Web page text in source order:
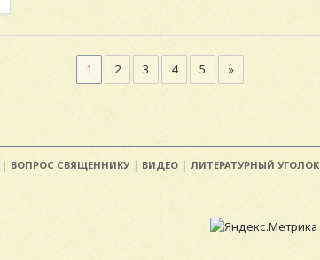
1 2 3 4 5 »
ВОПРОС СВЯЩЕННИКУ ВИДЕО ЛИТЕРАТУРНЫЙ УГОЛОК